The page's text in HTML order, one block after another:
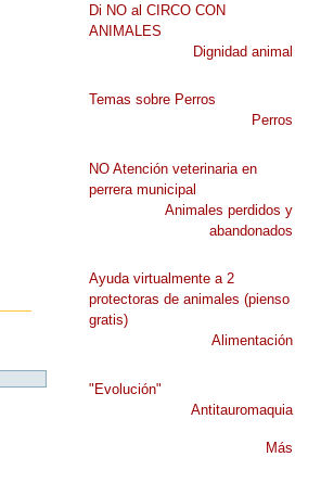
Di NO al CIRCO CON
ANIMALES
Dignidad animal
Temas sobre Perros
Perros
NO Atención veterinaria en
perrera municipal
Animales perdidos y
abandonados
Ayuda virtualmente a 2
protectoras de animales (pienso
gratis)
Alimentación
"Evolución"
Antitauromaquia
Más